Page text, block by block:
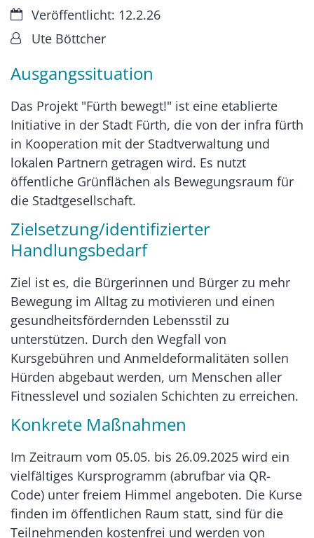
Datum:Veröffentlicht: 12.2.26
Von:Ute Böttcher
Ausgangssituation
Das Projekt "Fürth bewegt!" ist eine etablierte
Initiative in der Stadt Fürth, die von der infra fürth
in Kooperation mit der Stadtverwaltung und
lokalen Partnern getragen wird. Es nutzt
öffentliche Grünflächen als Bewegungsraum für
die Stadtgesellschaft.
Zielsetzung/identifizierter
Handlungsbedarf
Ziel ist es, die Bürgerinnen und Bürger zu mehr
Bewegung im Alltag zu motivieren und einen
gesundheitsfördernden Lebensstil zu
unterstützen. Durch den Wegfall von
Kursgebühren und Anmeldeformalitäten sollen
Hürden abgebaut werden, um Menschen aller
Fitnesslevel und sozialen Schichten zu erreichen.
Konkrete Maßnahmen
Im Zeitraum vom 05.05. bis 26.09.2025 wird ein
vielfältiges Kursprogramm (abrufbar via QR-
Code) unter freiem Himmel angeboten. Die Kurse
finden im öffentlichen Raum statt, sind für die
Teilnehmenden kostenfrei und werden von